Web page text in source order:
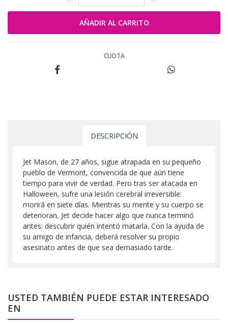
CUOTA
DESCRIPCIÓN
Jet Mason, de 27 años, sigue atrapada en su pequeño
pueblo de Vermont, convencida de que aún tiene
tiempo para vivir de verdad. Pero tras ser atacada en
Halloween, sufre una lesión cerebral irreversible:
morirá en siete días. Mientras su mente y su cuerpo se
deterioran, Jet decide hacer algo que nunca terminó
antes: descubrir quién intentó matarla. Con la ayuda de
su amigo de infancia, deberá resolver su propio
asesinato antes de que sea demasiado tarde.
USTED TAMBIÉN PUEDE ESTAR INTERESADO
EN